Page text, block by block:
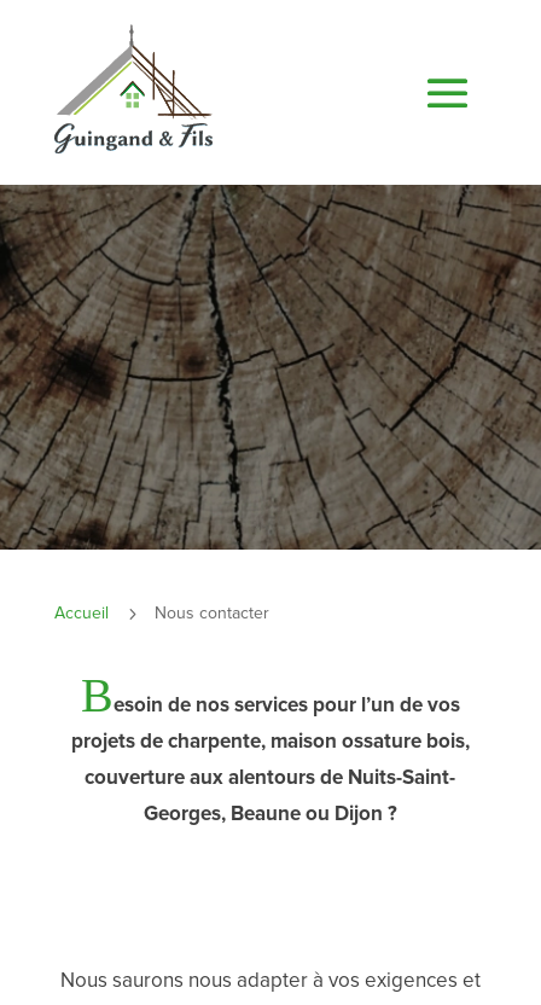
Nous
Contacter
Accueil 5 Nous contacter
Besoin de nos services pour l’un de vos
projets de charpente, maison ossature bois,
couverture aux alentours de Nuits-Saint-
Georges, Beaune ou Dijon ?
Nous saurons nous adapter à vos exigences et